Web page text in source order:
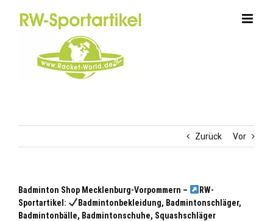
Zurück Vor
Badminton Shop Mecklenburg-Vorpommern –
RW-
Sportartikel:
Badmintonbekleidung, Badmintonschläger,
Badmintonbälle, Badmintonschuhe, Squashschläger